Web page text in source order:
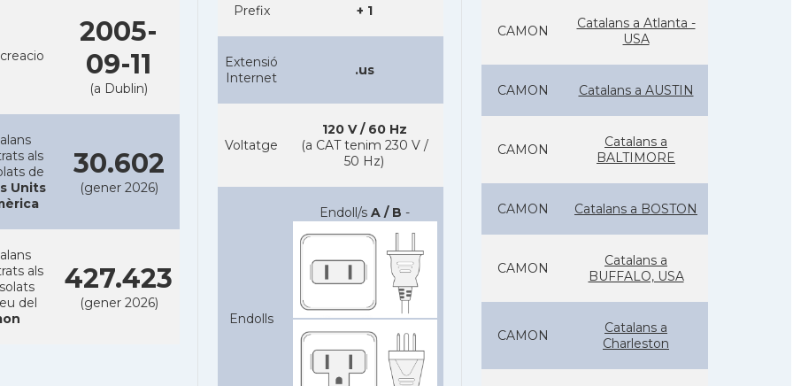
2005-
09-11
(a Dublin)
als
de
Units
30.602
(gener 2026)
als
del
427.423
(gener 2026)
Prefix + 1
Extensió
Internet
.us
Voltatge
120 V / 60 Hz
(a CAT tenim 230 V /
50 Hz)
Endolls
Endoll/s A / B -
CAMON
Catalans a Atlanta -
USA
CAMON Catalans a AUSTIN
CAMON
Catalans a
BALTIMORE
CAMON Catalans a BOSTON
CAMON
Catalans a
BUFFALO, USA
CAMON
Catalans a
Charleston